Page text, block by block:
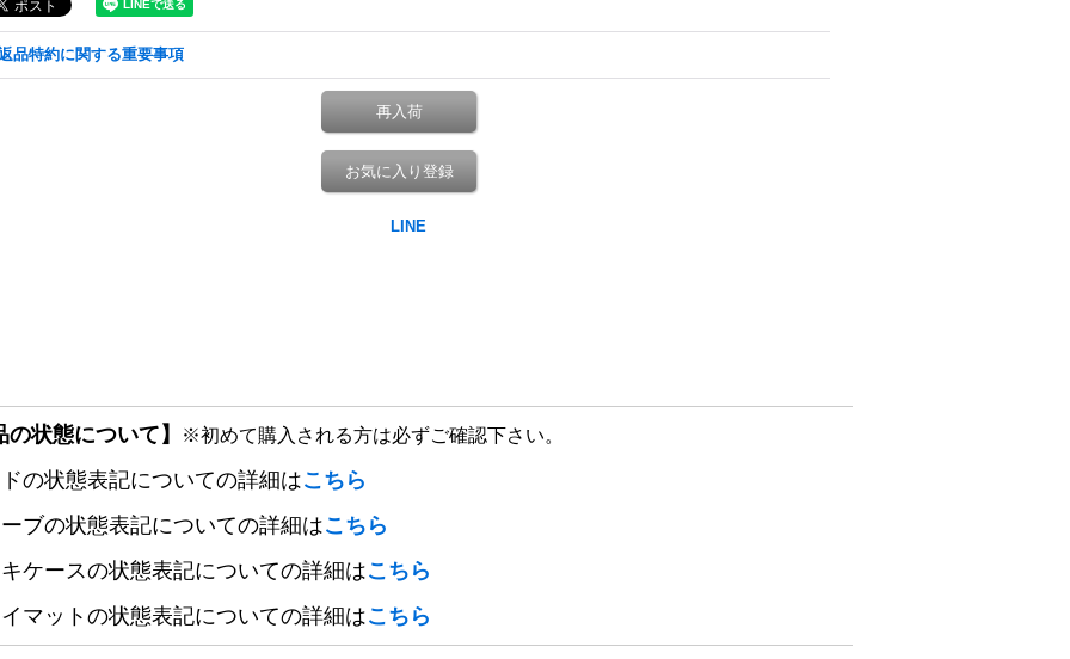
品特約に関する重要事項
再入荷
お気に入り登録
の状態について】 ※初めて購入される方は必ずご確認下さい。
の状態表記についての詳細はこちら
ブの状態表記についての詳細はこちら
ケースの状態表記についての詳細はこちら
マットの状態表記についての詳細はこちら